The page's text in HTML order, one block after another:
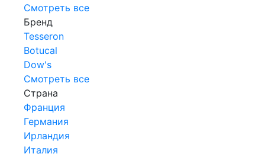
Смотреть все
Бренд
Tesseron
Botucal
Dow's
Смотреть все
Страна
Франция
Германия
Ирландия
Италия